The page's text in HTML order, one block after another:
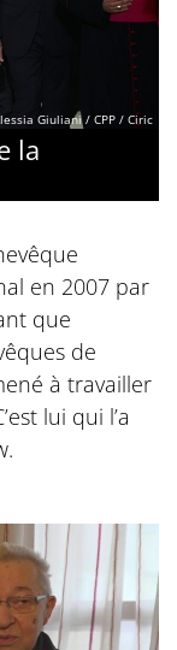
Giuliani / CPP / Ciric
la
en 2007 par
que
de
à travailler
lui qui l’a